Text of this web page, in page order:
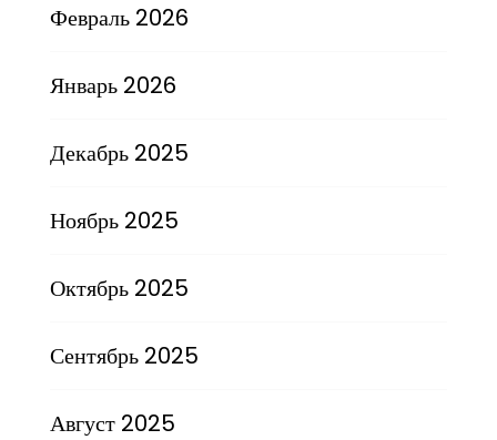
Февраль 2026
Январь 2026
Декабрь 2025
Ноябрь 2025
Октябрь 2025
Сентябрь 2025
Август 2025